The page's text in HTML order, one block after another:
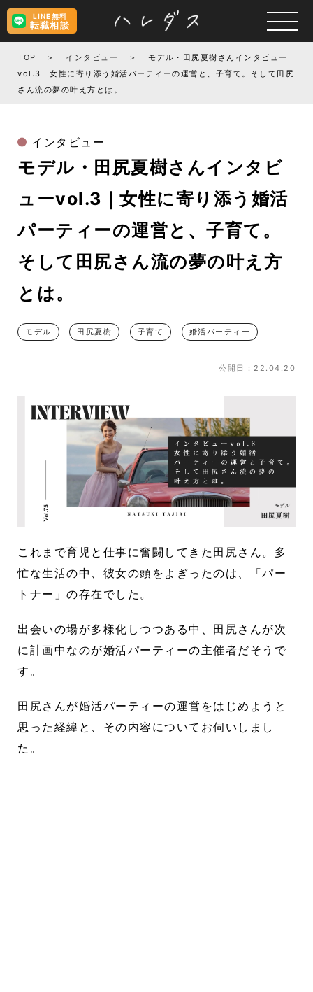
LINE無料
転職相談
TOP インタビュー
モデル・田尻夏樹さんインタビュー
vol.3｜女性に寄り添う婚活パーティーの運営と、子育て。そして田尻
さん流の夢の叶え方とは。
インタビュー
モデル・田尻夏樹さんインタビ
ューvol.3｜女性に寄り添う婚活
パーティーの運営と、子育て。
そして田尻さん流の夢の叶え方
とは。
モデル 田尻夏樹 子育て 婚活パーティー
公開日：22.04.20
これまで育児と仕事に奮闘してきた田尻さん。多
忙な生活の中、彼女の頭をよぎったのは、「パー
トナー」の存在でした。
出会いの場が多様化しつつある中、田尻さんが次
に計画中なのが婚活パーティーの主催者だそうで
す。
田尻さんが婚活パーティーの運営をはじめようと
思った経緯と、その内容についてお伺いしまし
た。